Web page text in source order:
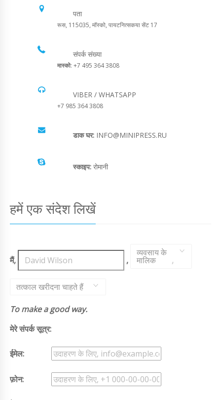
पता
रूस, 115035, मॉस्को, पायटनित्सकया सेंट 17
संपर्क संख्या
मास्को: +7 495 364 3808
VIBER / WHATSAPP
+7 985 364 3808
डाक घर: INFO@MINIPRESS.RU
स्काइप: रोमानी
हमें एक संदेश लिखें
मैं, ,
व्यवसाय के
मालिक ,
तत्काल खरीदना चाहते हैं
To make a good way.
मेरे संपर्क सूत्र:
ईमेल:
फ़ोन: